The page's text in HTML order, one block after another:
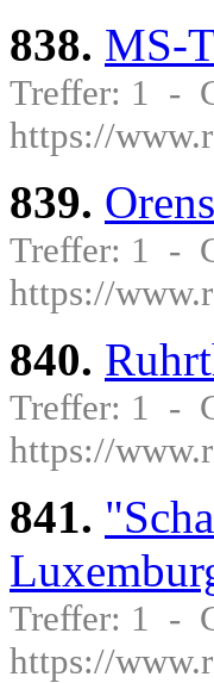
838. MS-
Treffer: 1 -
https://
839.
Treffer: 1 -
https://
840.
Treffer: 1 -
https://
841.
Treffer: 1 -
https://